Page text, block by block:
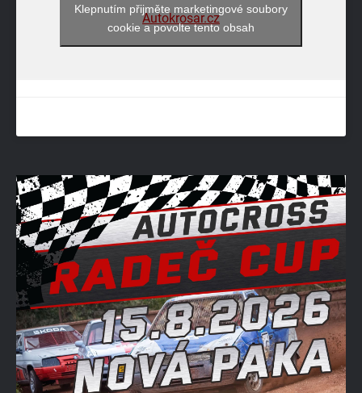
Autokrosar.cz
Klepnutím přijměte marketingové soubory
cookie a povolte tento obsah